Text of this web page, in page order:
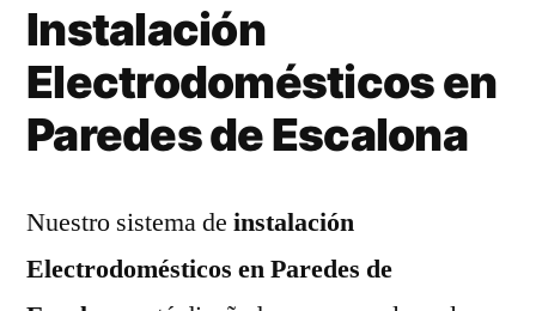
Instalación
Electrodomésticos en
Paredes de Escalona
Nuestro sistema de instalación
Electrodomésticos en Paredes de